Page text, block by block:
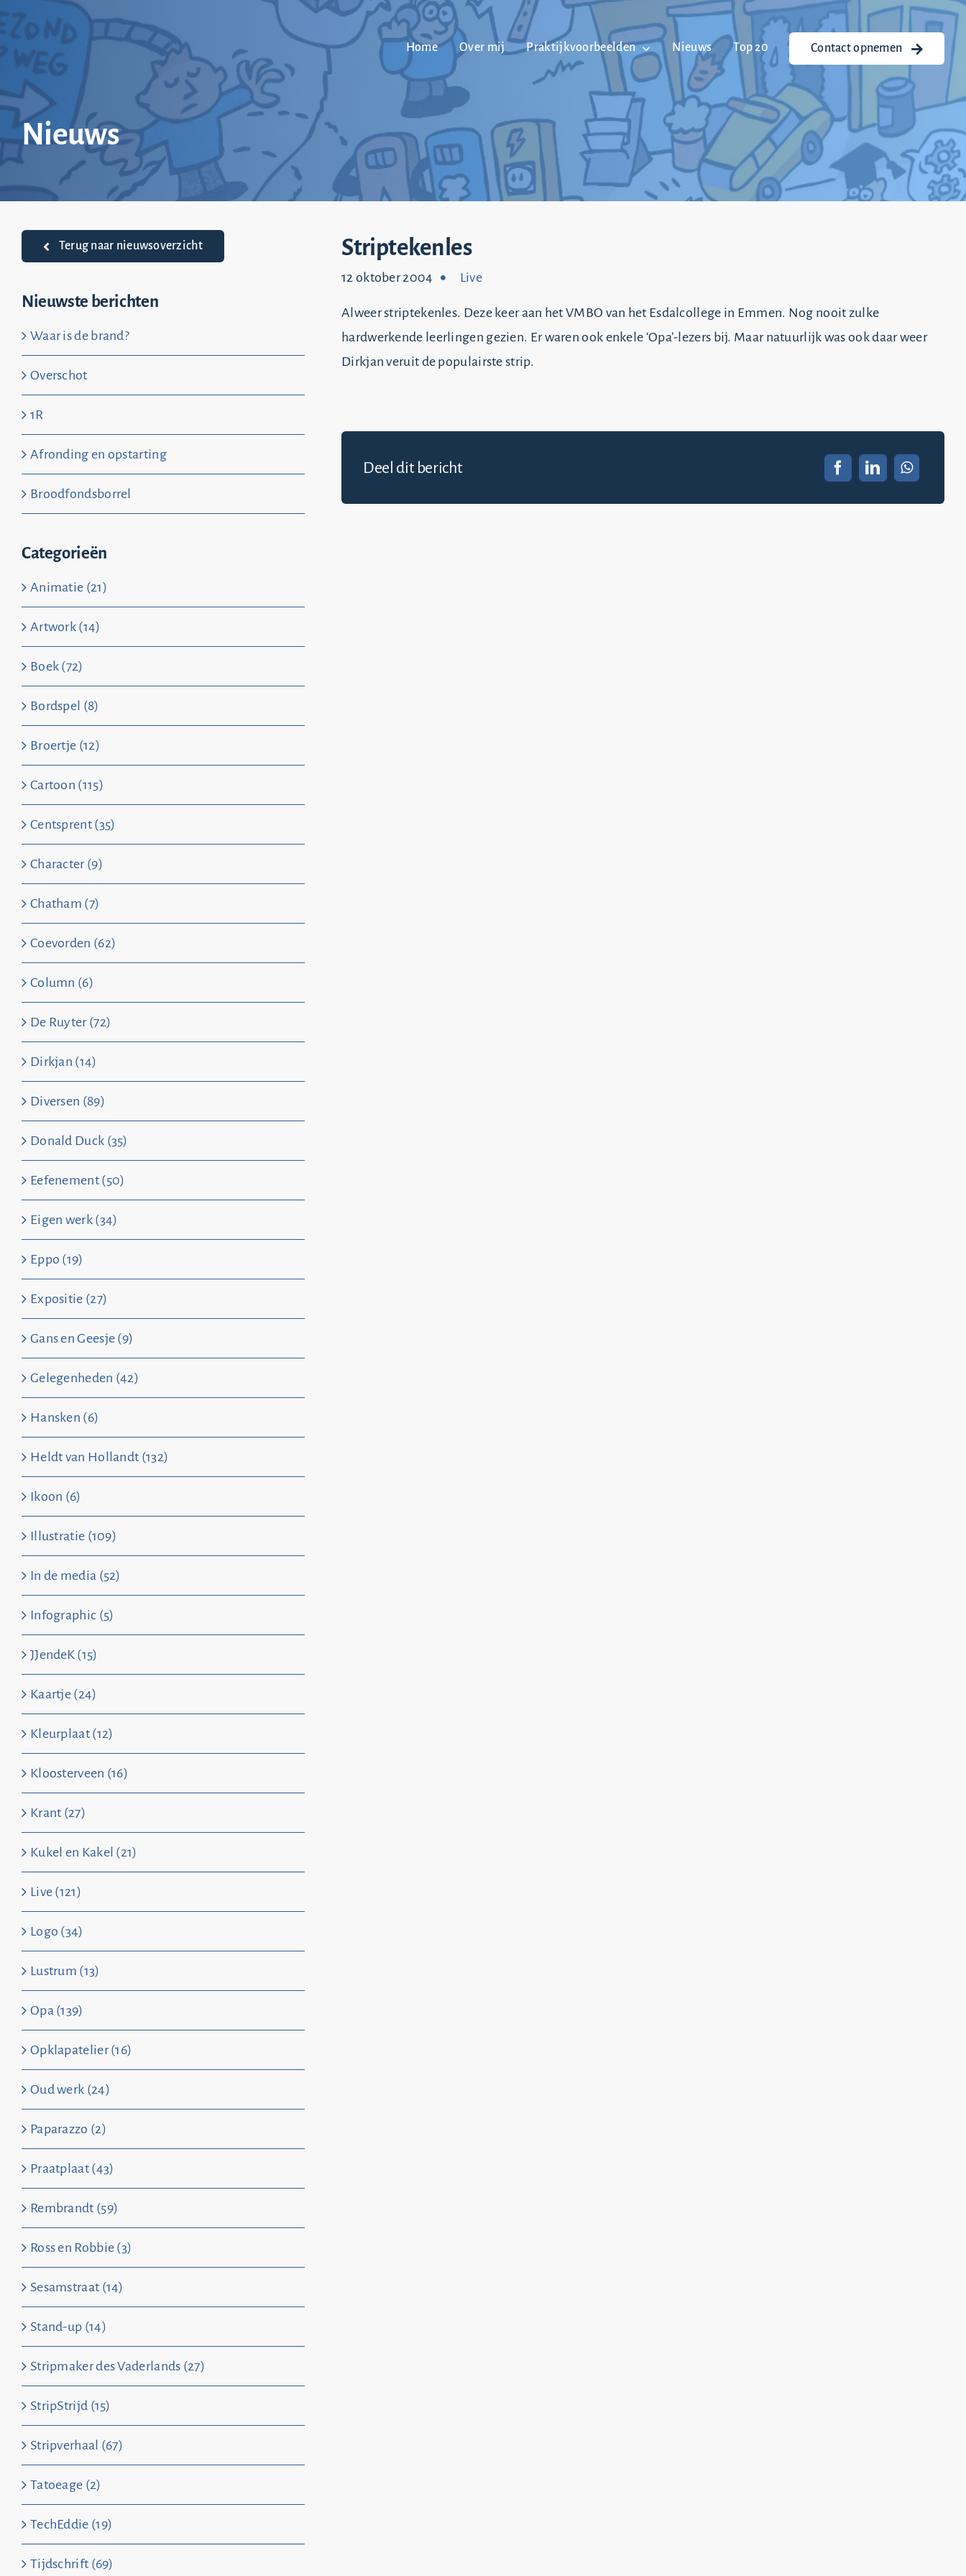
Ga
naar
inhoud
Home Over mij Praktijkvoorbeelden Nieuws Top 20 Contact opnemen
Nieuws
Terug naar nieuwsoverzicht
Nieuwste berichten
Waar is de brand?
Overschot
1R
Afronding en opstarting
Broodfondsborrel
Categorieën
Animatie (21)
Artwork (14)
Boek (72)
Bordspel (8)
Broertje (12)
Cartoon (115)
Centsprent (35)
Character (9)
Chatham (7)
Coevorden (62)
Column (6)
De Ruyter (72)
Dirkjan (14)
Diversen (89)
Donald Duck (35)
Eefenement (50)
Eigen werk (34)
Eppo (19)
Expositie (27)
Gans en Geesje (9)
Gelegenheden (42)
Hansken (6)
Heldt van Hollandt (132)
Ikoon (6)
Illustratie (109)
In de media (52)
Infographic (5)
JJendeK (15)
Kaartje (24)
Kleurplaat (12)
Kloosterveen (16)
Krant (27)
Kukel en Kakel (21)
Live (121)
Logo (34)
Lustrum (13)
Opa (139)
Opklapatelier (16)
Oud werk (24)
Paparazzo (2)
Praatplaat (43)
Rembrandt (59)
Ross en Robbie (3)
Sesamstraat (14)
Stand-up (14)
Stripmaker des Vaderlands (27)
StripStrijd (15)
Stripverhaal (67)
Tatoeage (2)
TechEddie (19)
Tijdschrift (69)
Striptekenles
12 oktober 2004 Live
Alweer striptekenles. Deze keer aan het VMBO van het Esdalcollege in Emmen. Nog nooit zulke
hardwerkende leerlingen gezien. Er waren ook enkele ‘Opa’-lezers bij. Maar natuurlijk was ook daar weer
Dirkjan veruit de populairste strip.
Deel dit bericht